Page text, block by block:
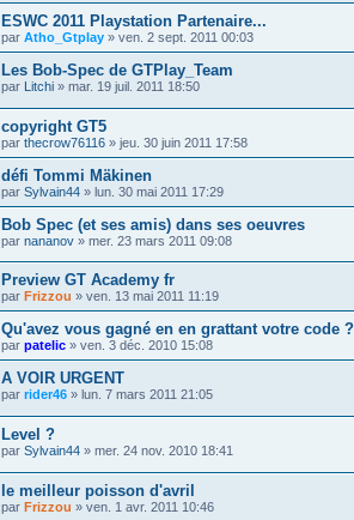
ESWC 2011 Playstation Partenaire...
par Atho_Gtplay » ven. 2 sept. 2011 00:03
Les Bob-Spec de GTPlay_Team
par Litchi » mar. 19 juil. 2011 18:50
copyright GT5
par thecrow76116 » jeu. 30 juin 2011 17:58
défi Tommi Mäkinen
par Sylvain44 » lun. 30 mai 2011 17:29
Bob Spec (et ses amis) dans ses oeuvres
par nananov » mer. 23 mars 2011 09:08
Preview GT Academy fr
par Frizzou » ven. 13 mai 2011 11:19
Qu'avez vous gagné en en grattant votre code ?
par patelic » ven. 3 déc. 2010 15:08
A VOIR URGENT
par rider46 » lun. 7 mars 2011 21:05
Level ?
par Sylvain44 » mer. 24 nov. 2010 18:41
le meilleur poisson d'avril
par Frizzou » ven. 1 avr. 2011 10:46